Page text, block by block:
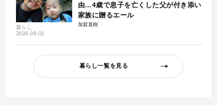
暮らし
2026.08.01
由…4歳で息子を亡くした父が付き添い
家族に贈るエール
加賀直樹
暮らし一覧を見る